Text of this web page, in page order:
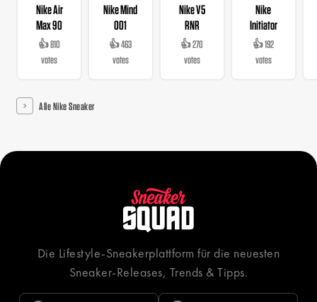
Nike Air
Max 90
👍 810
votes
Nike Mind
001
👍 463
votes
Nike V5
RNR
👍 270
votes
Nike
Initiator
👍 192
votes
Alle Nike Sneaker
Die Lifestyle-Sneakerplattform für die neuesten
Sneaker-Releases, Trends & Tipps.